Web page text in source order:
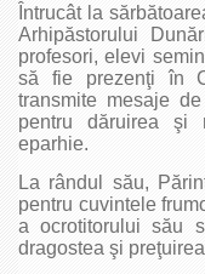
Întrucât la
Arhipăstorului
profesori, elevi
să fie prezenţi în
transmite mesaje
pentru dăruirea şi
eparhie.
La rândul său,
pentru cuvintele
a ocrotitorului său
dragostea şi